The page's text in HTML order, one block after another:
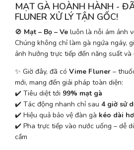
MẠT GÀ HOÀNH HÀNH -
FLUNER XỬ LÝ TẬN GỐC!
🚫 Mạt – Bọ – Ve luôn là nỗi ám ảnh
Chúng không chỉ làm gà ngứa ngáy,
ảnh hưởng trực tiếp đến năng suất
✨ Giờ đây, đã có Vime Fluner –
mới, mang đến giải pháp toàn diện:
✔️ Tiêu diệt tới 99% mạt gà
✔️ Tác động nhanh chỉ sau 4 giờ sử
✔️ Hiệu quả bảo vệ đàn gà kéo dài
✔️ Pha trực tiếp vào nước uống – dễ
cầm